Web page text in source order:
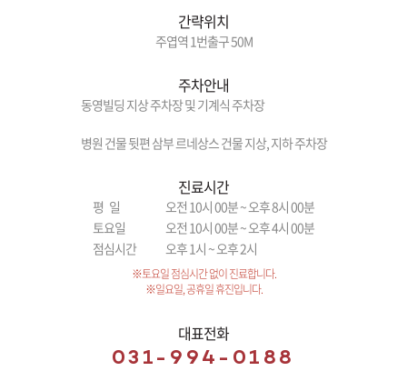
간략위치
주엽역 1번출구 50M
주차안내
동영빌딩 지상 주차장 및 기계식 주차장
병원 건물 뒷편 삼부 르네상스 건물 지상, 지하 주차장
진료시간
평 일
오전 10시 00분 ~ 오후 8시 00분
토요일
오전 10시 00분 ~ 오후 4시 00분
점심시간
오후 1시 ~ 오후 2시
※토요일 점심시간 없이 진료합니다.
※일요일, 공휴일 휴진입니다.
대표전화
031-994-0188